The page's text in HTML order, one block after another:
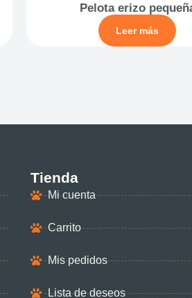
Pelota erizo
Leer más
Tienda
Mi cuenta
Carrito
Mis pedidos
Lista de deseos